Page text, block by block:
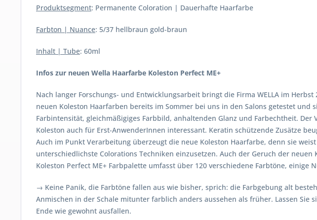
Produktsegment: Permanente Coloration | Dauerhafte Haarfarbe
Farbton | Nuance: 5/37 hellbraun gold-braun
Inhalt | Tube: 60ml
Infos zur neuen Wella Haarfarbe Koleston Perfect ME+
Nach langer Forschungs- und Entwicklungsarbeit bringt die Firma WELLA im
neuen Koleston Haarfarben bereits im Sommer bei uns in den Salons getestet
Farbintensität, gleichmäßigiges Farbbild, anhaltenden Glanz und Farbechtheit.
Koleston auch für Erst-AnwenderInnen interessant. Keratin schützende Zusätze
Auch im Punkt Verarbeitung überzeugt die neue Koleston Haarfarbe, denn sie
unterschiedlichste Colorations Techniken einzusetzen. Auch der Geruch der
Koleston Perfect ME+ Farbpalette umfasst über 120 verschiedene Farbtöne,
→ Keine Panik, die Farbtöne fallen aus wie bisher, sprich: die Farbgebung alt
Anmischen in der Schale mitunter farblich anders aussehen als früher. Lassen
Ende wie gewohnt ausfallen.